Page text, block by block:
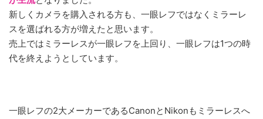
新しくカメラを購入される方も、一眼レフではなくミラーレ
スを選ばれる方が増えたと思います。
売上ではミラーレスが一眼レフを上回り、一眼レフは1つの時
代を終えようとしています。
一眼レフの2大メーカーであるCanonとNikonもミラーレスへ